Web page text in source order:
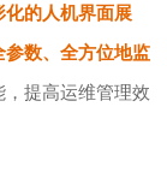
的人机界面展
数、全方位地监
提高运维管理效